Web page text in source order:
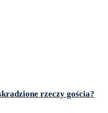
rzeczy gościa?